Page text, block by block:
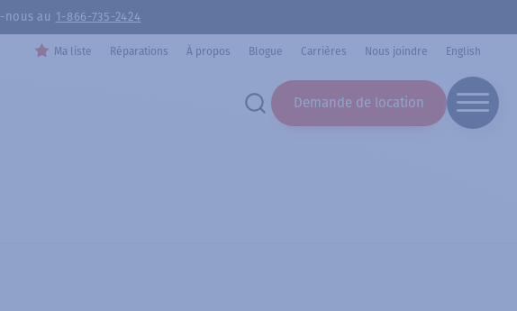
au 1-866-735-2424
Ma liste Réparations À propos Blogue Carrières Nous joindre English
Demande de location